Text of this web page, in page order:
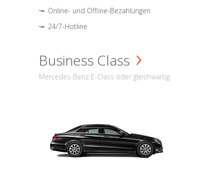
Online- und Offline-Bezahlungen
24/7-Hotline
Business Class
Mercedes-Benz E-Class oder gleichwärtig